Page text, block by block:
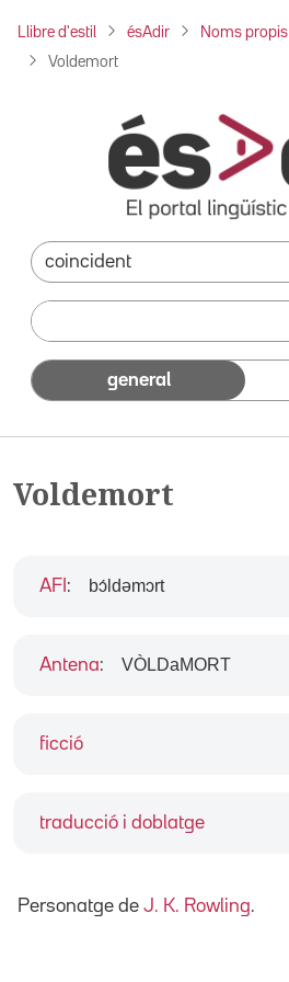
Llibre d'estil ésAdir Noms propis
Voldemort
general
Voldemort
ficció
traducció i doblatge
AFI : bɔ́ldəmɔrt
Antena: VÒLDaMORT
Personatge de J. K. Rowling.